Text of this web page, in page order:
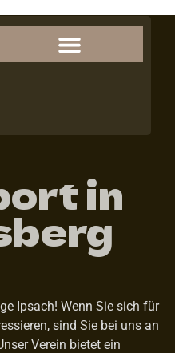
in
Ipsach! Wenn Sie sich für
sind Sie bei uns an
Verein bietet ein